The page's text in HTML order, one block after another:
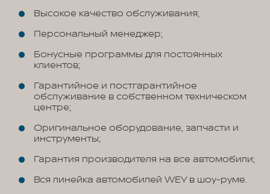
Высокое качество обслуживания;
Персональный менеджер;
Бонусные программы для постоянных
клиентов;
Гарантийное и постгарантийное
обслуживание в собственном техническом
центре;
Оригинальное оборудование, запчасти и
инструменты;
Гарантия производителя на все автомобили;
Вся линейка автомобилей WEY в шоу-руме.